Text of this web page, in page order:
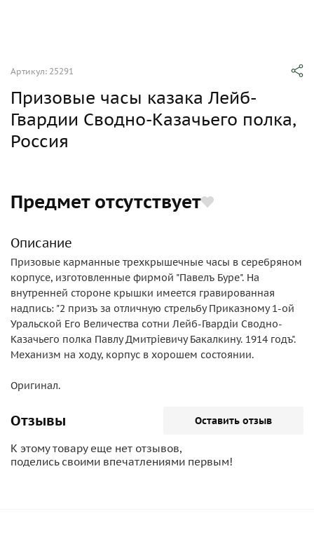
Артикул: 25291
Призовые часы казака Лейб-
Гвардии Сводно-Казачьего полка,
Россия
Предмет отсутствует
Описание
Призовые карманные трехкрышечные часы в серебряном
корпусе, изготовленные фирмой "Павелъ Буре". На
внутренней стороне крышки имеется гравированная
надпись: "2 призъ за отличную стрельбу Приказному 1-ой
Уральской Его Величества сотни Лейб-Гвардiи Сводно-
Казачьего полка Павлу Дмитрiевичу Бакалкину. 1914 годъ".
Механизм на ходу, корпус в хорошем состоянии.
Оригинал.
Отзывы Оставить отзыв
К этому товару еще нет отзывов,
поделись своими впечатлениями первым!